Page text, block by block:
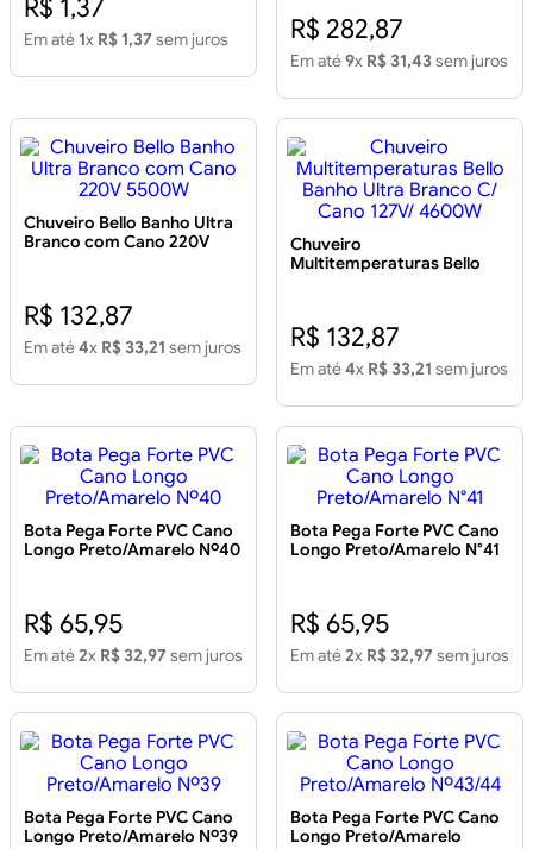
R$ 1,37
Em até 1x R$ 1,37 sem juros R$ 282,87
Em até9x R$ 31,43sem juros
Chuveiro Bello Banho Ultra
Branco com Cano 220V
R$ 132,87
Em até4x R$ 33,21 sem juros
Chuveiro
Multitemperaturas Bello
R$ 132,87
Em até4x R$ 33,21 sem juros
Bota Pega Forte PVC Cano
Longo Preto/Amarelo Nº40
R$ 65,95
Em até2x R$ 32,97 sem juros
Bota Pega Forte PVC Cano
Longo Preto/Amarelo N°41
R$ 65,95
Em até2x R$ 32,97 sem juros
Bota Pega Forte PVC Cano
Longo Preto/Amarelo Nº39
Bota Pega Forte PVC Cano
Longo Preto/Amarelo